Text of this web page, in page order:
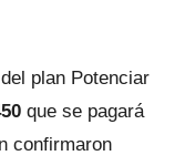
plan Potenciar
que se pagará
confirmaron